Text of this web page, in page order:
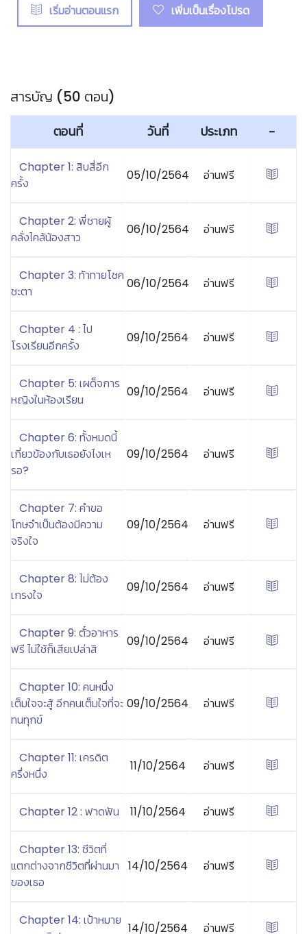
เริ่มอ่านตอนแรก เพิ่มเป็นเรื่องโปรด
สารบัญ (50 ตอน)
ตอนที่ วันที่ ประเภท -
Chapter 1: สิบสี่อีก
ครั้ง
05/10/2564 อ่านฟรี
Chapter 2: พี่ชายผู้
คลั่งไคล้น้องสาว
06/10/2564 อ่านฟรี
Chapter 3: ท้าทายโชค
ชะตา
06/10/2564 อ่านฟรี
Chapter 4 : ไป
โรงเรียนอีกครั้ง
09/10/2564 อ่านฟรี
Chapter 5: เผด็จการ
หญิงในห้องเรียน
09/10/2564 อ่านฟรี
Chapter 6: ทั้งหมดนี้
เกี่ยวข้องกับเธอยังไงเห
รอ?
09/10/2564 อ่านฟรี
Chapter 7: คำขอ
โทษจำเป็นต้องมีความ
จริงใจ
09/10/2564 อ่านฟรี
Chapter 8: ไม่ต้อง
เกรงใจ
09/10/2564 อ่านฟรี
Chapter 9: ตั๋วอาหาร
ฟรี ไม่ใช้ก็เสียเปล่าสิ
09/10/2564 อ่านฟรี
Chapter 10: คนหนึ่ง
เต็มใจจะสู้ อีกคนเต็มใจที่จะ
ทนทุกข์
09/10/2564 อ่านฟรี
Chapter 11: เครดิต
ครึ่งหนึ่ง
11/10/2564 อ่านฟรี
Chapter 12 : ฟาดฟัน 11/10/2564 อ่านฟรี
Chapter 13: ชีวิตที่
แตกต่างจากชีวิตที่ผ่านมา
ของเธอ
14/10/2564 อ่านฟรี
Chapter 14: เป้าหมาย
14/10/2564 อ่านฟรี